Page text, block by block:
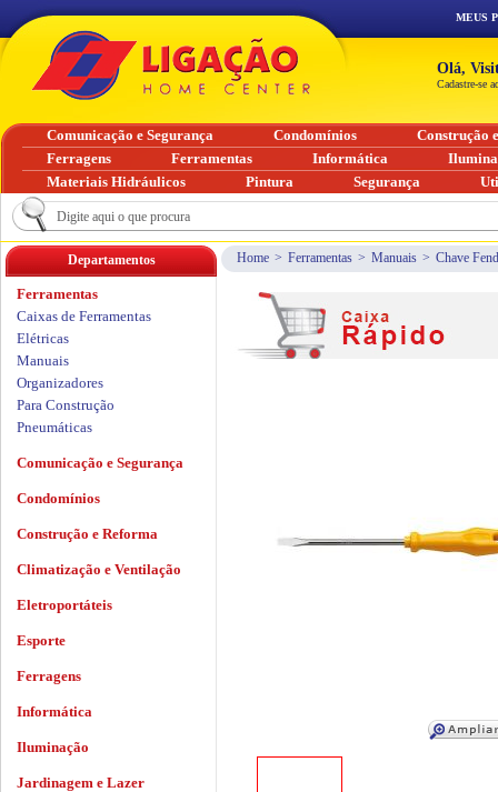
Home > Ferramentas > Manuais > Chave
Departamentos
Ferramentas
Caixas de Ferramentas
Elétricas
Manuais
Organizadores
Para Construção
Pneumáticas
Comunicação e Segurança
Condomínios
Construção e Reforma
Climatização e Ventilação
Eletroportáteis
Esporte
Ferragens
Informática
Iluminação
Jardinagem e Lazer
MEUS
Olá,
Cadastre-se
Comunicação e Segurança Condomínios
Construção
Ferragens
Ferramentas Informática
Materiais Hidráulicos
Pintura Segurança